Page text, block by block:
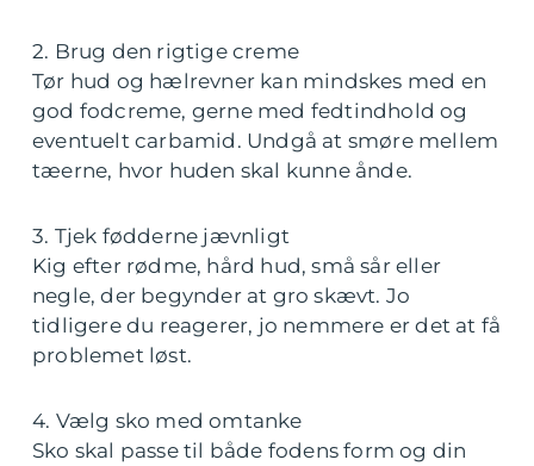
2. Brug den rigtige creme
Tør hud og hælrevner kan mindskes med en
god fodcreme, gerne med fedtindhold og
eventuelt carbamid. Undgå at smøre mellem
tæerne, hvor huden skal kunne ånde.
3. Tjek fødderne jævnligt
Kig efter rødme, hård hud, små sår eller
negle, der begynder at gro skævt. Jo
tidligere du reagerer, jo nemmere er det at få
problemet løst.
4. Vælg sko med omtanke
Sko skal passe til både fodens form og din